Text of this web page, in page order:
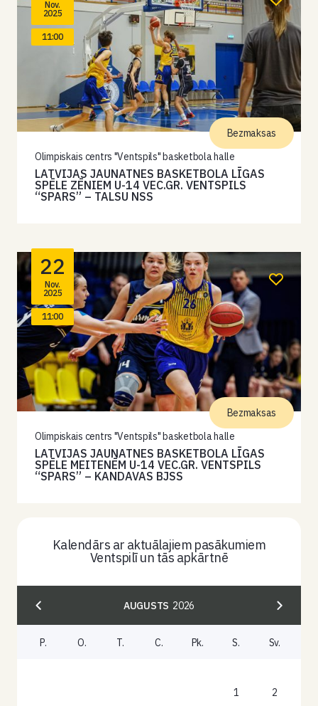
Nov.
2025
11:00
Olimpiskais centrs "Ventspils" basketbola halle
LATVIJAS JAUNATNES BASKETBOLA LĪGAS
SPĒLE ZĒNIEM U-14 VEC.GR. VENTSPILS
“SPARS” – TALSU NSS
Bezmaksas
22
Nov.
2025
11:00
Olimpiskais centrs "Ventspils" basketbola halle
LATVIJAS JAUNATNES BASKETBOLA LĪGAS
SPĒLE MEITENĒM U-14 VEC.GR. VENTSPILS
“SPARS” – KANDAVAS BJSS
Bezmaksas
Kalendārs ar aktuālajiem pasākumiem
Ventspilī un tās apkārtnē
AUGUSTS 2026
P. O. T. C. Pk. S. Sv.
1 2